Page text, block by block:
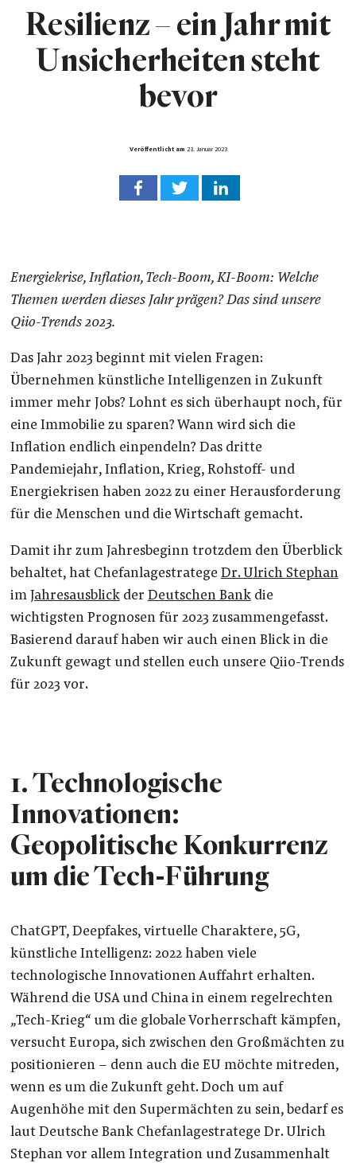
Resilienz ­– ein Jahr mit
Unsicherheiten steht
bevor
Veröffentlicht am 23. Januar 2023
Energiekrise, Inflation, Tech-Boom, KI-Boom: Welche
Themen werden dieses Jahr prägen? Das sind unsere
Qiio-Trends 2023.
Das Jahr 2023 beginnt mit vielen Fragen:
Übernehmen künstliche Intelligenzen in Zukunft
immer mehr Jobs? Lohnt es sich überhaupt noch, für
eine Immobilie zu sparen? Wann wird sich die
Inflation endlich einpendeln? Das dritte
Pandemiejahr, Inflation, Krieg, Rohstoff- und
Energiekrisen haben 2022 zu einer Herausforderung
für die Menschen und die Wirtschaft gemacht.
Damit ihr zum Jahresbeginn trotzdem den Überblick
behaltet, hat Chefanlagestratege Dr. Ulrich Stephan
im Jahresausblickder Deutschen Bankdie
wichtigsten Prognosen für 2023 zusammengefasst.
Basierend darauf haben wir auch einen Blick in die
Zukunft gewagt und stellen euch unsere Qiio-Trends
für 2023 vor.
1.Technologische
Innovationen:
Geopolitische Konkurrenz
um die Tech-Führung
ChatGPT, Deepfakes, virtuelle Charaktere, 5G,
künstliche Intelligenz: 2022 haben viele
technologische Innovationen Auffahrt erhalten.
Während die USA und China in einem regelrechten
„Tech-Krieg“ um die globale Vorherrschaft kämpfen,
versucht Europa, sich zwischen den Großmächten zu
positionieren – denn auch die EU möchte mitreden,
wenn es um die Zukunft geht. Doch um auf
Augenhöhe mit den Supermächten zu sein, bedarf es
laut Deutsche Bank Chefanlagestratege Dr. Ulrich
Stephan vor allem Integration und Zusammenhalt